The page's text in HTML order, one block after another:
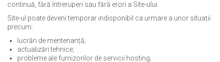
continuă, fără întreruperi sau fără erori a Site-ului.
Site-ul poate deveni temporar indisponibil ca urmare a unor situații
precum:
lucrări de mentenanță;
actualizări tehnice;
probleme ale furnizorilor de servicii hosting;